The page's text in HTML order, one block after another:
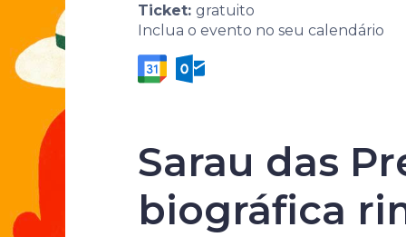
Biografia:
Ticket: gratuito
Inclua o evento no seu calendário
Sarau das
biográfica